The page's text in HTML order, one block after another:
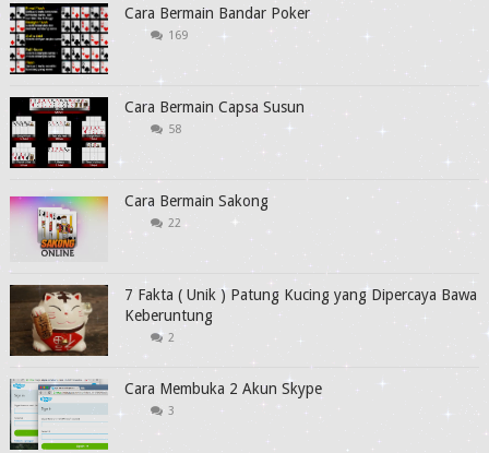
Cara Bermain Bandar Poker
169
Cara Bermain Capsa Susun
58
Cara Bermain Sakong
22
7 Fakta ( Unik ) Patung Kucing yang Dipercaya Bawa
Keberuntung
2
Cara Membuka 2 Akun Skype
3